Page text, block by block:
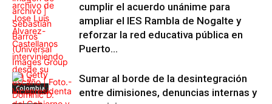
Colombia
cumplir el acuerdo unánime para
ampliar el IES Rambla de Nogalte y
reforzar la red educativa pública en
Puerto...
Sumar al borde de la desintegración
entre dimisiones, denuncias internas y